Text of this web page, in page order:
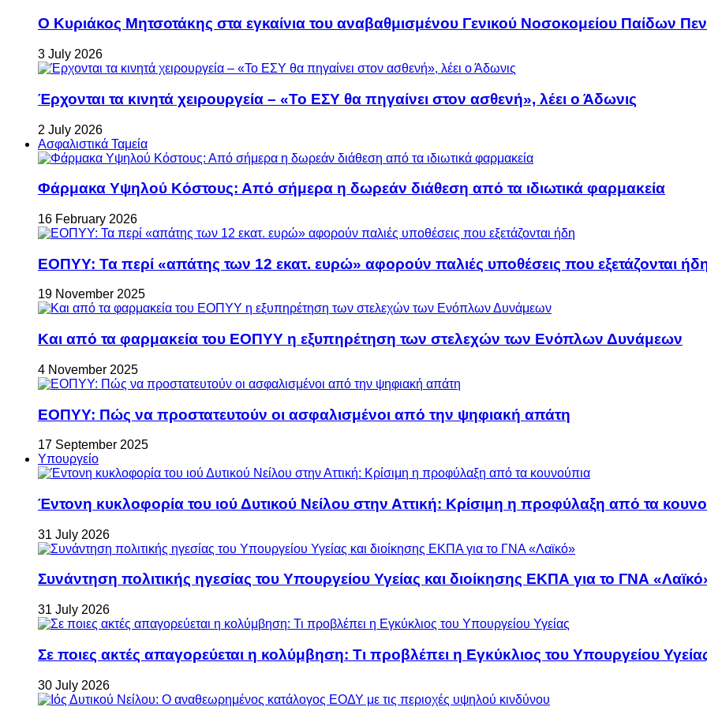
Ο Κυριάκος Μητσοτάκης στα εγκαίνια του αναβαθμισμένου Γενικού Νοσοκομείου Παίδων
3 July 2026
Έρχονται τα κινητά χειρουργεία – «Το ΕΣΥ θα πηγαίνει στον ασθενή», λέει ο Άδωνις
2 July 2026
Ασφαλιστικά Ταμεία
Φάρμακα Υψηλού Κόστους: Από σήμερα η δωρεάν διάθεση από τα ιδιωτικά φαρμακεία
16 February 2026
ΕΟΠΥΥ: Τα περί «απάτης των 12 εκατ. ευρώ» αφορούν παλιές υποθέσεις που εξετάζονται
19 November 2025
Και από τα φαρμακεία του ΕΟΠΥΥ η εξυπηρέτηση των στελεχών των Ενόπλων Δυνάμεων
4 November 2025
ΕΟΠΥΥ: Πώς να προστατευτούν οι ασφαλισμένοι από την ψηφιακή απάτη
17 September 2025
Υπουργείο
Έντονη κυκλοφορία του ιού Δυτικού Νείλου στην Αττική: Κρίσιμη η προφύλαξη από τα
31 July 2026
Συνάντηση πολιτικής ηγεσίας του Υπουργείου Υγείας και διοίκησης ΕΚΠΑ για το ΓΝΑ
31 July 2026
Σε ποιες ακτές απαγορεύεται η κολύμβηση: Τι προβλέπει η Εγκύκλιος του Υπουργείου
30 July 2026